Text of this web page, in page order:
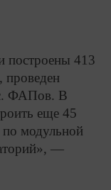
построены 413
проведен
ФАПов. В
еще 45
модульной
—